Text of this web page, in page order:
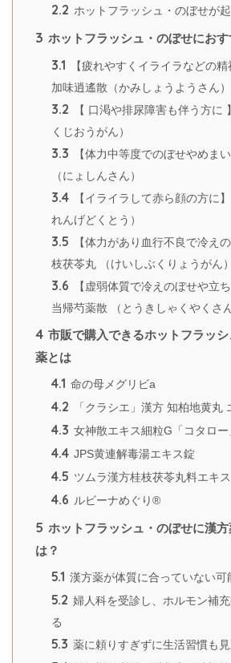
2.2 ホットフラッシュ・のぼせが
3 ホットフラッシュ・のぼせにお
3.1
【疲れやすくイライラなどの精
加味逍遙散（かみしょうようさん）
3.2
【 口渇や排尿障害も伴う方に
くじおうがん）
3.3
【体力中等度でのぼせやめま
（にょしんさん）
3.4
【イライラして赤ら顔の方に
れんげどくとう）
3.5
【体力があり血行不良で冷え
枝茯苓丸 （けいしぶくりょうがん）
3.6
【虚弱体質で冷えのぼせや立
当帰芍薬散 （とうきしゃくやくさん
4 市販で購入できるホットフラッ
薬とは
4.1 命の母メグリビa
4.2 「クラシエ」漢方 知柏地黄丸
4.3 女神散エキス細粒G「コタロー
4.4 JPS黄連解毒湯エキス錠
4.5 ツムラ漢方桂枝茯苓丸料エキ
4.6 ルビーナめぐり®
5 ホットフラッシュ・のぼせに漢
は？
5.1 漢方薬が体質に合っていない可
5.2 婦人科を受診し、ホルモン補
る
5.3 薬に頼りすぎずに生活習慣も